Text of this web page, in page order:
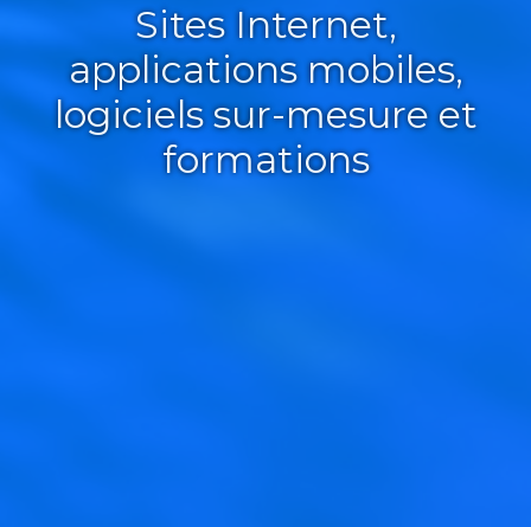
Sites Internet,
applications mobiles,
logiciels sur-mesure et
formations